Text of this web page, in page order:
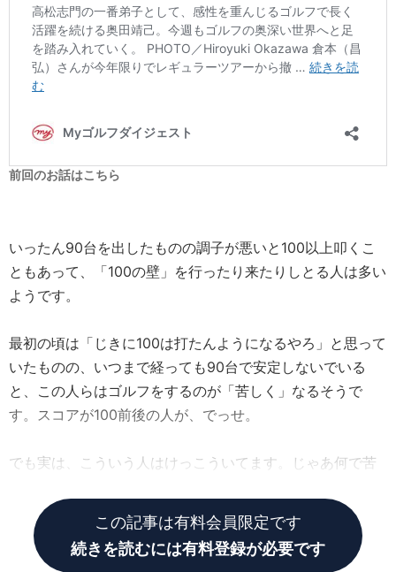
前回のお話はこちら
いったん90台を出したものの調子が悪いと100以上叩くこ
ともあって、「100の壁」を行ったり来たりしとる人は多い
ようです。
最初の頃は「じきに100は打たんようになるやろ」と思って
いたものの、いつまで経っても90台で安定しないでいる
と、この人らはゴルフをするのが「苦しく」なるそうで
す。スコアが100前後の人が、でっせ。
でも実は、こういう人はけっこういてます。じゃあ何で苦
この記事は有料会員限定です
続きを読むには有料登録が必要です